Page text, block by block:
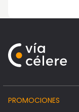
PROMOCIONES